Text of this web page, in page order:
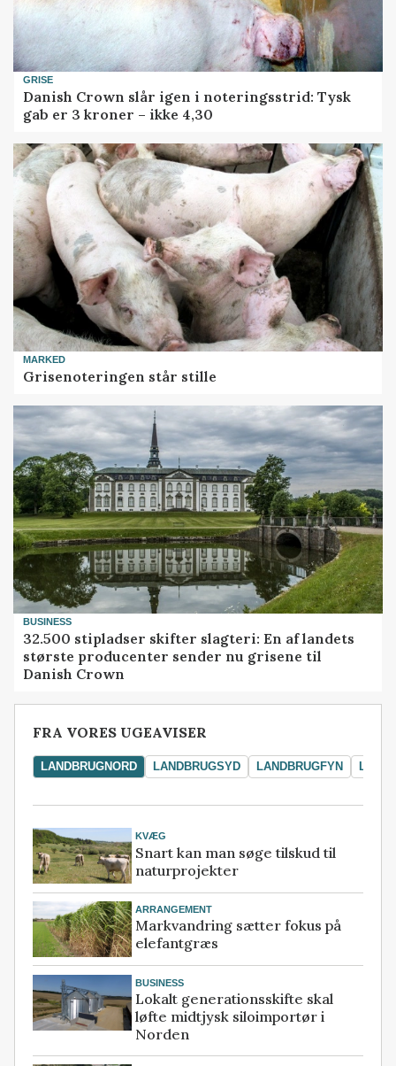
GRISE
Danish Crown slår igen i noteringsstrid: Tysk
gab er 3 kroner – ikke 4,30
MARKED
Grisenoteringen står stille
BUSINESS
32.500 stipladser skifter slagteri: En af landets
største producenter sender nu grisene til
Danish Crown
FRA VORES UGEAVISER
LANDBRUGNORD LANDBRUGSYD LANDBRUGFYN
KVÆG
Snart kan man søge tilskud til
naturprojekter
ARRANGEMENT
Markvandring sætter fokus på
elefantgræs
BUSINESS
Lokalt generationsskifte skal
løfte midtjysk siloimportør i
Norden